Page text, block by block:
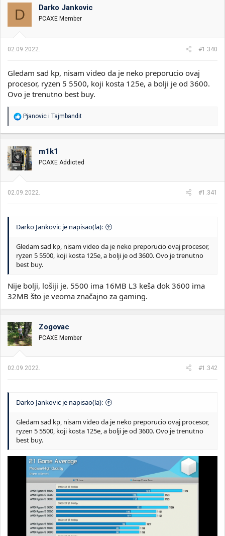
o
v
a
n
:
D Darko Jankovic
PCAXE Member
02.09.2022. #1.340
Gledam sad kp, nisam video da je neko preporucio ovaj
procesor, ryzen 5 5500, koji kosta 125e, a bolji je od 3600.
Ovo je trenutno best buy.
R
o
v
a
n
:
Pjanovic i Tajmbandit
m1k1
PCAXE Addicted
02.09.2022. #1.341
Darko Jankovic je napisao(la):
Gledam sad kp, nisam video da je neko preporucio ovaj procesor,
ryzen 5 5500, koji kosta 125e, a bolji je od 3600. Ovo je trenutno
best buy.
Nije bolji, lošiji je. 5500 ima 16MB L3 keša dok 3600 ima
32MB što je veoma značajno za gaming.
Zogovac
PCAXE Member
02.09.2022. #1.342
Darko Jankovic je napisao(la):
Gledam sad kp, nisam video da je neko preporucio ovaj procesor,
ryzen 5 5500, koji kosta 125e, a bolji je od 3600. Ovo je trenutno
best buy.